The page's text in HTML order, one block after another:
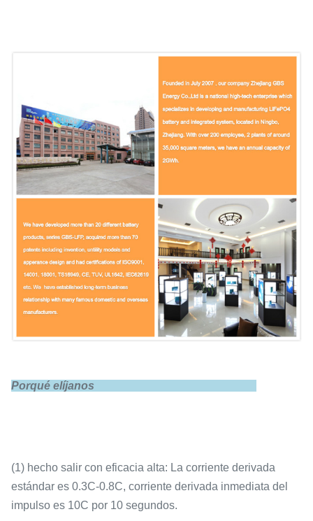
Ayuna la carga
Extremo de la carga 3.65V
Descarga máxima
Porqué elíjanos
(1) hecho salir con eficacia alta: La corriente derivada
estándar es 0.3C-0.8C, corriente derivada inmediata del
impulso es 10C por 10 segundos.